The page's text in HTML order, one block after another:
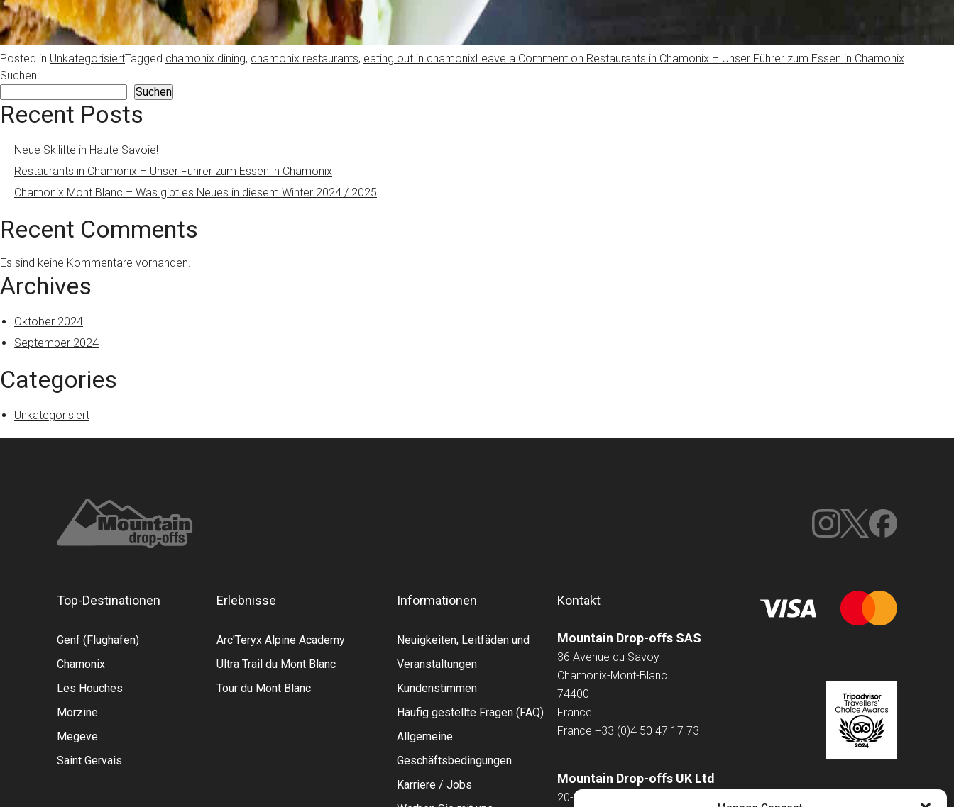
Posted in UnkategorisiertTagged chamonix dining, chamonix restaurants, eating out in chamonixLeave a Comment on Restaurants in Chamonix – Unser Führer zum Essen in Chamonix
Suchen
Suchen
Recent Posts
Neue Skilifte in Haute Savoie!
Restaurants in Chamonix – Unser Führer zum Essen in Chamonix
Chamonix Mont Blanc – Was gibt es Neues in diesem Winter 2024 / 2025
Recent Comments
Es sind keine Kommentare vorhanden.
Archives
Oktober 2024
September 2024
Categories
Unkategorisiert
Top-Destinationen
Genf (Flughafen)
Chamonix
Les Houches
Morzine
Megeve
Saint Gervais
Erlebnisse
Arc'Teryx Alpine Academy
Ultra Trail du Mont Blanc
Tour du Mont Blanc
Informationen
Neuigkeiten, Leitfäden und
Veranstaltungen
Kundenstimmen
Häufig gestellte Fragen (FAQ)
Allgemeine
Geschäftsbedingungen
Karriere / Jobs
Kontakt
Mountain Drop-offs SAS
36 Avenue du Savoy
Chamonix-Mont-Blanc
74400
France
France+33 (0)4 50 47 17 73
Mountain Drop-offs UK Ltd
20-22 Wenlock Road